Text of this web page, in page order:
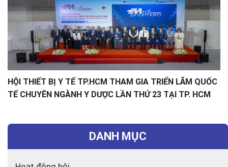
DANH MỤC
HỘI THIẾT BỊ Y TẾ TP.HCM THAM GIA TRIỂN LÃM QUỐC
TẾ CHUYÊN NGÀNH Y DƯỢC LẦN THỨ 23 TẠI TP. HCM